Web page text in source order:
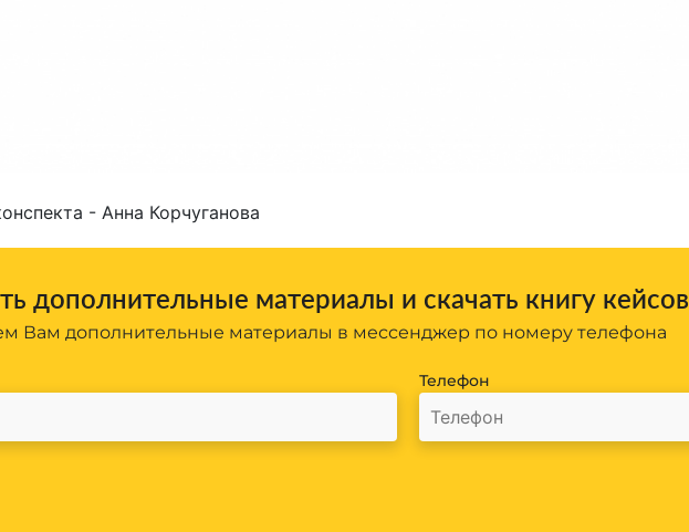
- Анна Корчуганова
дополнительные материалы и скачать книгу кейсов
Вам дополнительные материалы в мессенджер по номеру телефона
Телефон